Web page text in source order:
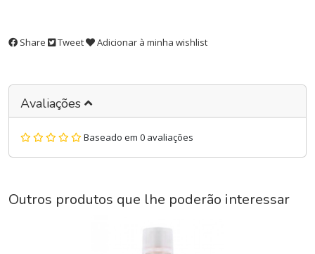
Share Tweet Adicionar à minha wishlist
Avaliações
Baseado em 0 avaliações
Outros produtos que lhe poderão interessar